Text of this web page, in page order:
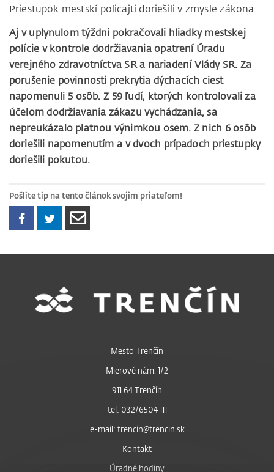
Priestupok mestskí policajti doriešili v zmysle zákona.
Aj v uplynulom týždni pokračovali hliadky mestskej
polície v kontrole dodržiavania opatrení Úradu
verejného zdravotníctva SR a nariadení Vlády SR. Za
porušenie povinnosti prekrytia dýchacích ciest
napomenuli 5 osôb. Z 59 ľudí, ktorých kontrolovali za
účelom dodržiavania zákazu vychádzania, sa
nepreukázalo platnou výnimkou osem. Z nich 6 osôb
doriešili napomenutím a v dvoch prípadoch priestupky
doriešili pokutou.
Pošlite tip na tento článok svojim priateľom!
Mesto Trenčín
Mierové nám. 1/2
911 64 Trenčín
tel: 032/6504 111
e-mail: trencin@trencin.sk
Kontakt
Úradné hodiny